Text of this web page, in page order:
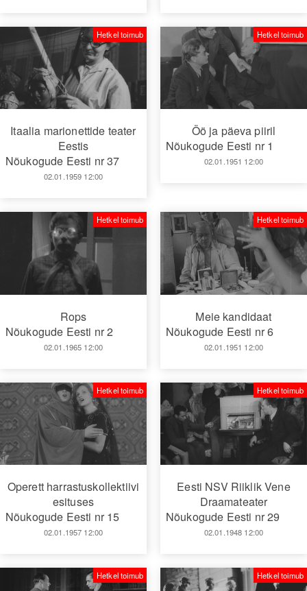
Itaalia marionettide teater
Eestis
Nõukogude Eesti nr 37
02.01.1959 12:00
Hetkel toimub
Öö ja päeva piiril
Nõukogude Eesti nr 1
02.01.1951 12:00
Hetkel toimub
Rops
Nõukogude Eesti nr 2
02.01.1965 12:00
Hetkel toimub
Meie kandidaat
Nõukogude Eesti nr 6
02.01.1951 12:00
Hetkel toimub
Operett harrastuskollektiivi
esituses
Nõukogude Eesti nr 15
02.01.1957 12:00
Hetkel toimub
Eesti NSV Riiklik Vene
Draamateater
Nõukogude Eesti nr 29
02.01.1948 12:00
Hetkel toimub
Hetkel toimub Hetkel toimub